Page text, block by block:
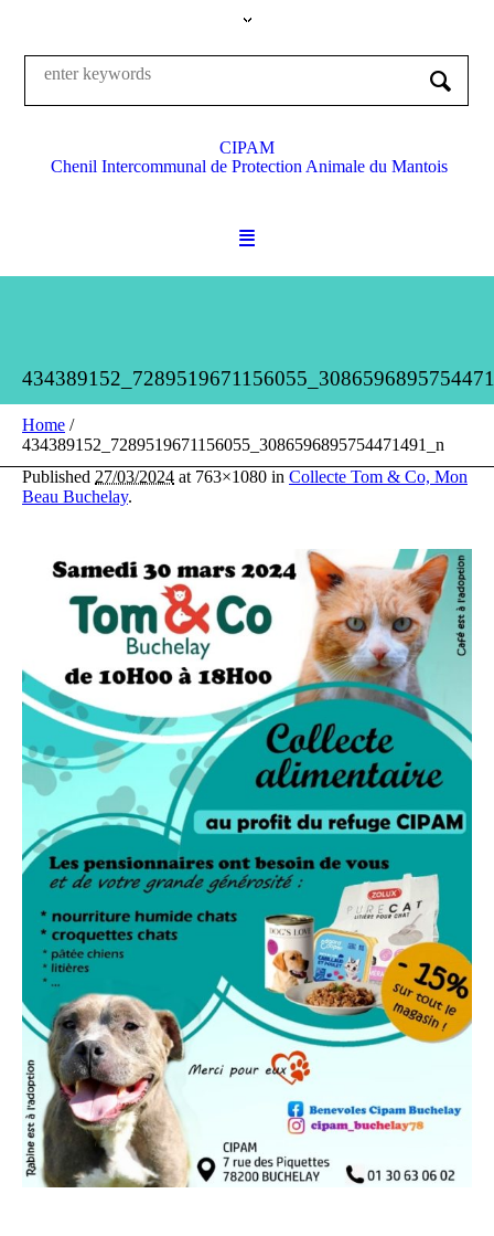
CIPAM
Chenil Intercommunal de Protection Animale du Mantois
Home /
434389152_7289519671156055_3086596895754471491_n
Published 27/03/2024 at 763×1080 in Collecte Tom & Co, Mon
Beau Buchelay.